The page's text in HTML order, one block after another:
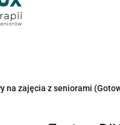
na zajęcia z seniorami